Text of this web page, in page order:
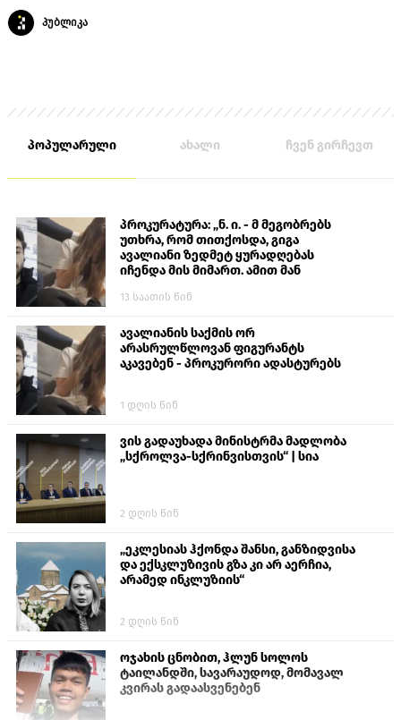
პუბლიკა
პოპულარული ახალი ჩვენ გირჩევთ
პროკურატურა: „ნ. ი. - მ მეგობრებს
უთხრა, რომ თითქოსდა, გიგა
ავალიანი ზედმეტ ყურადღებას
იჩენდა მის მიმართ. ამით მან
თავს დასხმოდა გიგა ავალიანს“
13 საათის წინ
ავალიანის საქმის ორ
არასრულწლოვან ფიგურანტს
აკავებენ - პროკურორი ადასტურებს
1 დღის წინ
ვის გადაუხადა მინისტრმა მადლობა
„სქროლვა-სქრინვისთვის“ | სია
2 დღის წინ
„ეკლესიას ჰქონდა შანსი, განზიდვისა
და ექსკლუზივის გზა კი არ აერჩია,
არამედ ინკლუზიის“
2 დღის წინ
ოჯახის ცნობით, ჰლუნ სოლოს
ტაილანდში, სავარაუდოდ, მომავალ
კვირას გადაასვენებენ